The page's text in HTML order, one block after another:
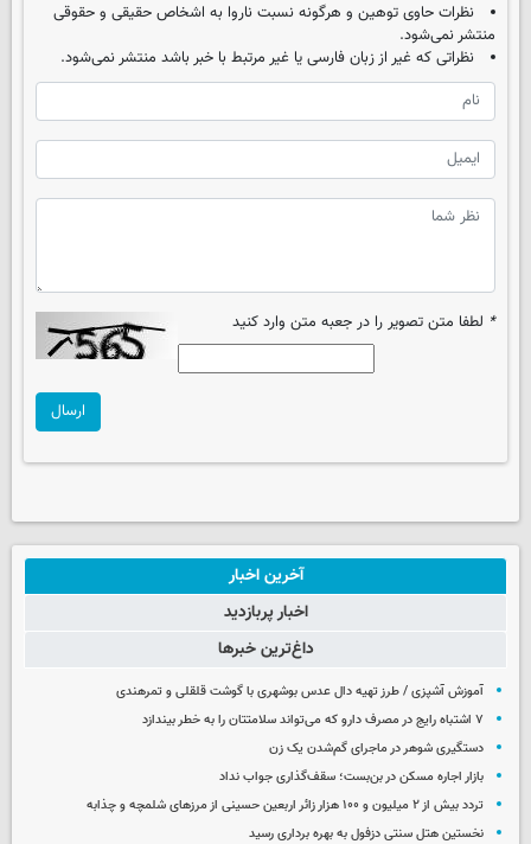
نظرات حاوی توهین و هرگونه نسبت ناروا به اشخاص حقیقی و حقوقی
منتشر نمی‌شود.
نظراتی که غیر از زبان فارسی یا غیر مرتبط با خبر باشد منتشر نمی‌شود.
* لطفا متن تصویر را در جعبه متن وارد کنید
ارسال
آخرین اخبار
اخبار پربازدید
داغ‌ترین خبرها
آموزش آشپزی / طرز تهیه دال عدس بوشهری با گوشت قلقلی و تمرهندی
۷ اشتباه رایج در مصرف دارو که می‌تواند سلامتتان را به خطر بیندازد
دستگیری شوهر در ماجرای گم‌شدن یک زن
بازار اجاره مسکن در بن‌بست؛ سقف‌گذاری جواب نداد
تردد بیش از ۲ میلیون و ۱۰۰ هزار زائر اربعین حسینی از مرزهای شلمچه و چذابه
نخستین هتل سنتی دزفول به بهره برداری رسید